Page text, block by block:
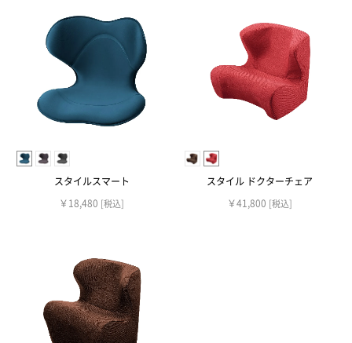
スタイルスマート
￥18,480 [税込]
スタイル ドクターチェア
￥41,800 [税込]